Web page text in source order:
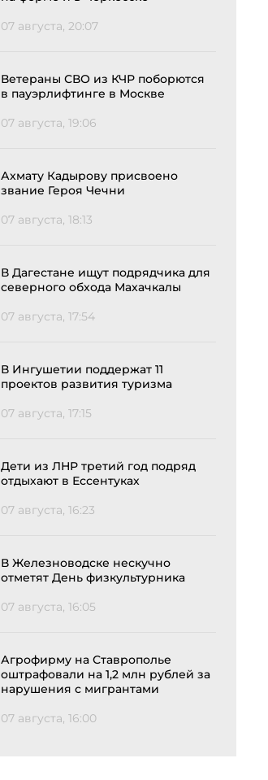
07 августа, 20:07
Ветераны СВО из КЧР поборются
в пауэрлифтинге в Москве
07 августа, 19:06
Ахмату Кадырову присвоено
звание Героя Чечни
07 августа, 18:13
В Дагестане ищут подрядчика для
северного обхода Махачкалы
07 августа, 17:54
В Ингушетии поддержат 11
проектов развития туризма
07 августа, 17:15
Дети из ЛНР третий год подряд
отдыхают в Ессентуках
07 августа, 16:23
В Железноводске нескучно
отметят День физкультурника
07 августа, 16:05
Агрофирму на Ставрополье
оштрафовали на 1,2 млн рублей за
нарушения с мигрантами
07 августа, 16:00